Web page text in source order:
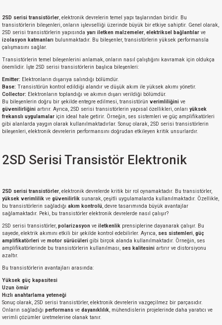
2SD serisi transistörler , elektronik devrelerin temel yapı taşlarından biridir. Bu
transistörlerin bileşenleri, onların işlevselliği üzerinde büyük bir etkiye sahiptir. Genel olarak,
2SD serisi transistörlerin yapısında yarı iletken malzemeler elektriksel bağlantılar ve
izolasyon katmanları bulunmaktadır. Bu bileşenler, transistörlerin yüksek performansla
çalışmasını sağlar.
Transistörlerin temel bileşenlerini anlamak, onların nasıl çalıştığını kavramak için oldukça
önemlidir. İşte 2SD serisi transistörlerin başlıca bileşenleri:
Emitter: Elektronların dışarıya salındığı bölümdür.
Base: Transistörün kontrol edildiği alandır ve düşük akım ile yüksek akımı yönetir.
Collector: Elektronların toplandığı ve akımın dışarı verildiği bölümdür.
Bu bileşenlerin doğru bir şekilde entegre edilmesi, transistörün verimliliğini ve
güvenilirliğini artırır. Ayrıca, 2SD serisi transistörlerin yapısal özellikleri, onları yüksek
frekanslı uygulamalar için ideal hale getirir. Örneğin, ses sistemleri ve güç amplifikatörleri
gibi alanlarda yaygın olarak kullanılmaktadırlar. Sonuç olarak, 2SD serisi transistörlerin
bileşenleri, elektronik devrelerin performansını doğrudan etkileyen kritik unsurlardır.
2SD Serisi Transistör Elektronik
2SD serisi transistörler , elektronik devrelerde kritik bir rol oynamaktadır. Bu transistörler,
yüksek verimlilik ve güvenilirlik sunarak, çeşitli uygulamalarda kullanılmaktadır. Özellikle,
bu transistörlerin sağladığı akım kontrolü , devre tasarımında büyük avantajlar
sağlamaktadır. Peki, bu transistörler elektronik devrelerde nasıl çalışır?
2SD serisi transistörler, polarizasyon ve iletkenlik prensiplerine dayanarak çalışır. Bu
sayede, elektrik akımını etkili bir şekilde kontrol edebilirler. Ayrıca, ses sistemleri güç
amplifikatörleri ve motor sürücüleri gibi birçok alanda kullanılmaktadır. Örneğin, ses
amplifikatörlerinde bu transistörlerin kullanılması, ses kalitesini artırır ve distorsiyonu
azaltır.
Bu transistörlerin avantajları arasında:
Yüksek güç kapasitesi
Uzun ömür
Hızlı anahtarlama yeteneği
Sonuç olarak, 2SD serisi transistörler, elektronik devrelerin vazgeçilmez bir parçasıdır.
Onların sağladığı performans ve dayanıklılık , mühendislerin projelerinde daha yaratıcı ve
verimli çözümler üretmelerine olanak tanır.